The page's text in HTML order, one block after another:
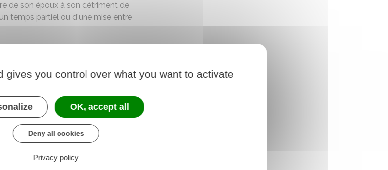
de son époux à son détriment de
temps partiel ou d'une mise entre
qu'en revenu, après la
la retraite prochainement,
la diminution des droits à la
de l'exactitude de leurs
gives you control over what you want to activate
OK, accept all
Deny all cookies
Privacy policy